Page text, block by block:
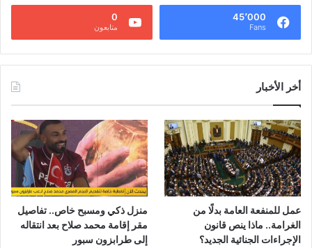
45٬000
Fans
0
متابعون
أخر الأخبار
عمل للمنفعة العامة بدلًا من
الغرامة.. ماذا ينص قانون
الإجراءات الجنائية الجديد؟
منزل ذكي ومسبح خاص.. تفاصيل
مقر إقامة محمد صلاح بعد انتقاله
إلى طرابزون سبور